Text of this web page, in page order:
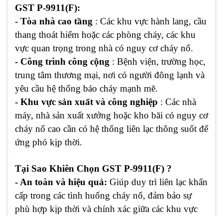
GST P-9911(F):
- Tòa nhà cao tầng : Các khu vực hành lang, cầu
thang thoát hiểm hoặc các phòng cháy, các khu
vực quan trọng trong nhà có nguy cơ cháy nổ.
- Công trình công cộng : Bệnh viện, trường học,
trung tâm thương mại, nơi có người đông lạnh và
yêu cầu hệ thống báo cháy mạnh mẽ.
- Khu vực sản xuất và công nghiệp : Các nhà
máy, nhà sản xuất xưởng hoặc kho bãi có nguy cơ
cháy nổ cao cần có hệ thống liên lạc thông suốt để
ứng phó kịp thời.
Tại Sao Khiên Chọn GST P-9911(F) ?
- An toàn và hiệu quả: Giúp duy trì liên lạc khẩn
cấp trong các tình huống cháy nổ, đảm bảo sự
phù hợp kịp thời và chính xác giữa các khu vực